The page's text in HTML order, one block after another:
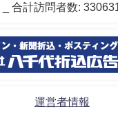
合計訪問者数: 330631
運営者情報